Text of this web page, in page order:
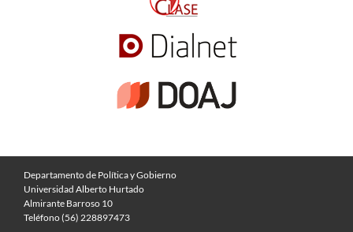
Departamento de Política y Gobierno
Universidad Alberto Hurtado
Almirante Barroso 10
Teléfono (56) 228897473